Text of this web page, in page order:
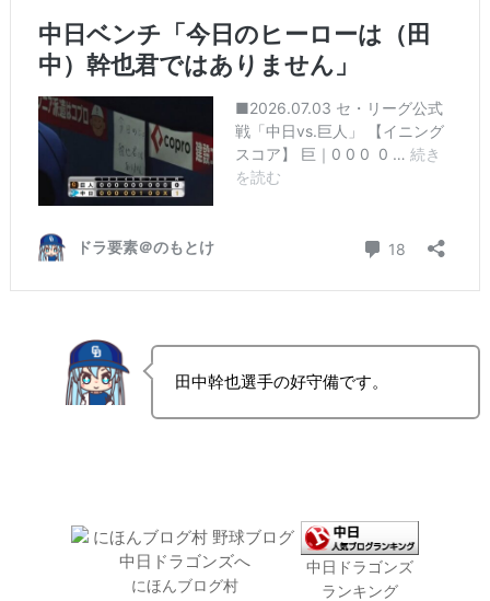
田中幹也選手の好守備です。
にほんブログ村
中日ドラゴンズ
ランキング